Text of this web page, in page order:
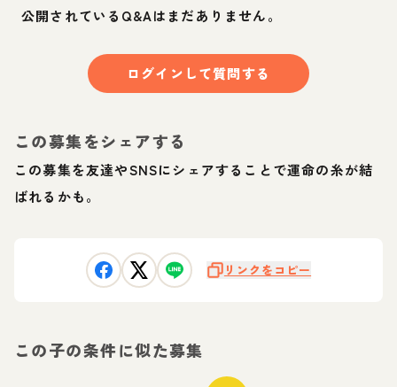
公開されているQ&Aはまだありません。
ログインして質問する
この募集をシェアする
この募集を友達やSNSにシェアすることで運命の糸が結
ばれるかも。
リンクをコピー
この子の条件に似た募集